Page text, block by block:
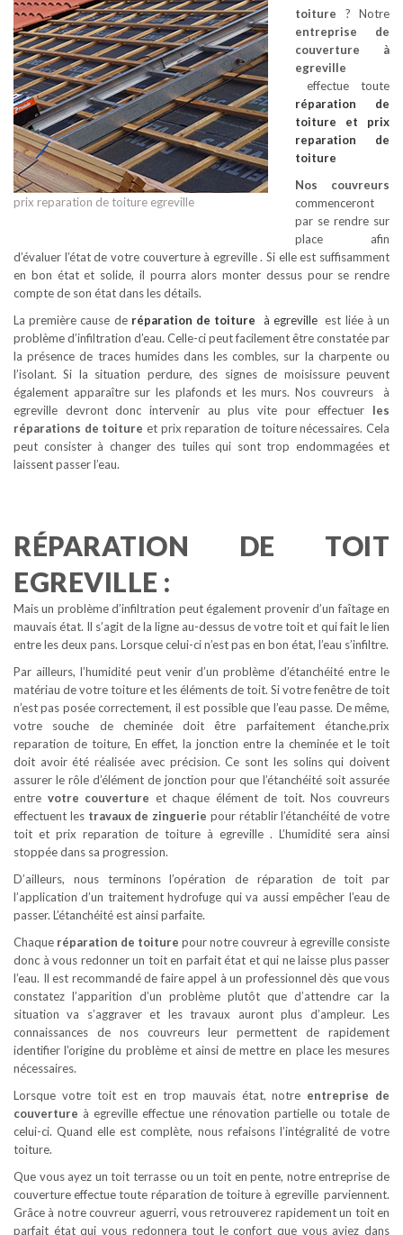
prix reparation de toiture egreville
toiture ? Notre
entreprise de
couverture à
egreville
effectue toute
réparation de
toiture et prix
reparation de
toiture
Nos couvreurs
commenceront
par se rendre sur
place afin
d’évaluer l’état de votre couverture à egreville . Si elle est suffisamment
en bon état et solide, il pourra alors monter dessus pour se rendre
compte de son état dans les détails.
La première cause deréparation de toiture à egrevilleest liée à un
problème d’infiltration d’eau. Celle-ci peut facilement être constatée par
la présence de traces humides dans les combles, sur la charpente ou
l’isolant. Si la situation perdure, des signes de moisissure peuvent
également apparaître sur les plafonds et les murs. Nos couvreurs à
egreville devront donc intervenir au plus vite pour effectuer les
réparations de toiture et prix reparation de toiture nécessaires. Cela
peut consister à changer des tuiles qui sont trop endommagées et
laissent passer l’eau.
RÉPARATION DE TOIT
EGREVILLE :
Mais un problème d’infiltration peut également provenir d’un faîtage en
mauvais état. Il s’agit de la ligne au-dessus de votre toit et qui fait le lien
entre les deux pans. Lorsque celui-ci n’est pas en bon état, l’eau s’infiltre.
Par ailleurs, l’humidité peut venir d’un problème d’étanchéité entre le
matériau de votre toiture et les éléments de toit. Si votre fenêtre de toit
n’est pas posée correctement, il est possible que l’eau passe. De même,
votre souche de cheminée doit être parfaitement étanche.prix
reparation de toiture, En effet, la jonction entre la cheminée et le toit
doit avoir été réalisée avec précision. Ce sont les solins qui doivent
assurer le rôle d’élément de jonction pour que l’étanchéité soit assurée
entre votre couverture et chaque élément de toit. Nos couvreurs
effectuent lestravaux de zinguerie pour rétablir l’étanchéité de votre
toit et prix reparation de toiture à egreville . L’humidité sera ainsi
stoppée dans sa progression.
D’ailleurs, nous terminons l’opération de réparation de toit par
l’application d’un traitement hydrofuge qui va aussi empêcher l’eau de
passer. L’étanchéité est ainsi parfaite.
Chaque réparation de toiture pour notre couvreur à egreville consiste
donc à vous redonner un toit en parfait état et qui ne laisse plus passer
l’eau. Il est recommandé de faire appel à un professionnel dès que vous
constatez l’apparition d’un problème plutôt que d’attendre car la
situation va s’aggraver et les travaux auront plus d’ampleur. Les
connaissances de nos couvreurs leur permettent de rapidement
identifier l’origine du problème et ainsi de mettre en place les mesures
nécessaires.
Lorsque votre toit est en trop mauvais état, notre entreprise de
couverture à egreville effectue une rénovation partielle ou totale de
celui-ci. Quand elle est complète, nous refaisons l’intégralité de votre
toiture.
Que vous ayez un toit terrasse ou un toit en pente, notre entreprise de
couverture effectue toute réparation de toiture à egreville parviennent.
Grâce à notre couvreur aguerri, vous retrouverez rapidement un toit en
parfait état qui vous redonnera tout le confort que vous aviez dans